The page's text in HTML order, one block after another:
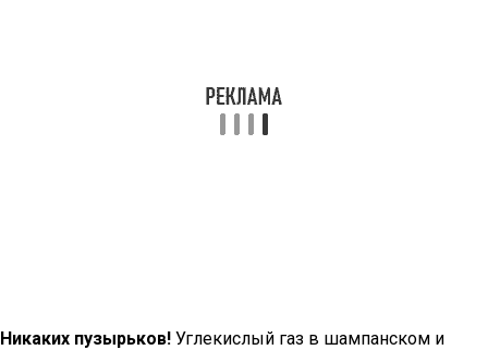
Никаких пузырьков! Углекислый газ в шампанском и